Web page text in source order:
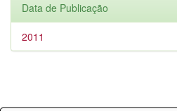
Data de Publicação
2011